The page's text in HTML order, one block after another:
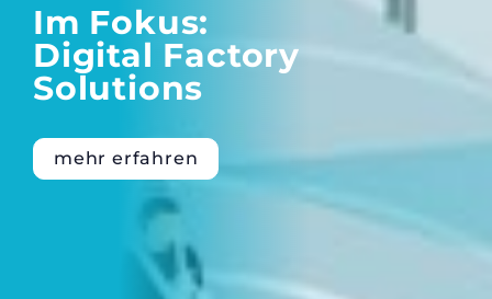
Im Fokus:
Digital Factory
Solutions
mehr erfahren